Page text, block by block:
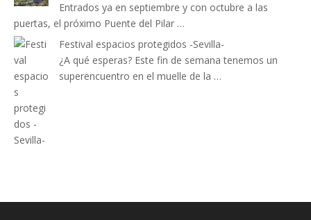
Entrados ya en septiembre y con octubre a las
puertas, el próximo Puente del Pilar …
Festival espacios protegidos -Sevilla-
¿A qué esperas? Este fin de semana tenemos un
superencuentro en el muelle de la …